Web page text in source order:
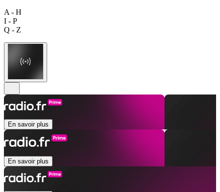
A - H
I - P
Q - Z
En savoir plus
En savoir plus